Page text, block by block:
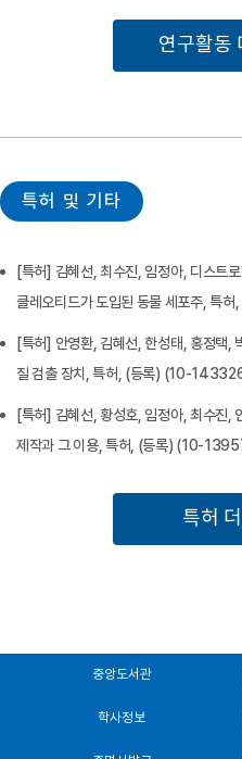
연구활동
특허 및 기타
[특허] 김혜선, 최수진, 임정아, 디스트
클레오티드가 도입된 동물 세포주,
[특허] 안영환, 김혜선, 한성태, 홍정택,
질 검출 장치, 특허, (등록) (10-
[특허] 김혜선, 황성호, 임정아, 최수진,
제작과 그 이용, 특허, (등록) (10-
특허
중앙도서관
학사정보